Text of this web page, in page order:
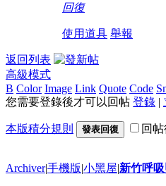
回復
使用道具 舉報
返回列表
高級模式
B Color Image Link Quote Code
您需要登錄後才可以回帖 登錄 |
本版積分規則 發表回復 回
Archiver|手機版|小黑屋|新竹呼